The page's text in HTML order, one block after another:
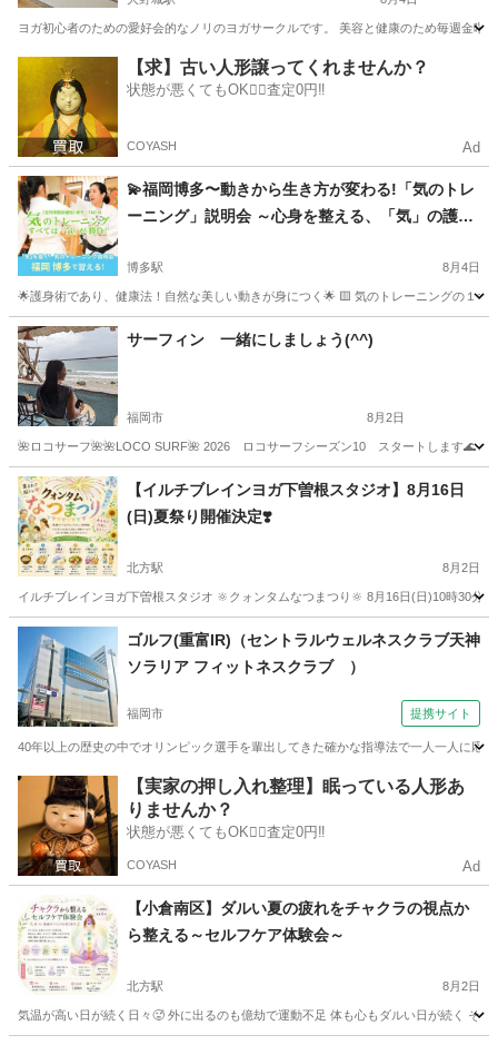
ヨガ初心者のための愛好会的なノリのヨガサークルです。 美容と健康のため毎週金
大野城駅 ヨガ 福岡 大野城市
下大利駅
【求】古い人形譲ってくれませんか？
状態が悪くてもOK🙆‍♀️査定0円‼️
COYASH Ad
💫福岡博多〜動きから生き方が変わる!「気のトレ
ーニング」説明会 ～心身を整える、「気」の護身
博多駅 8月4日
🌟護身術であり、健康法！自然な美しい動きが身につく🌟 🟨 気のトレーニン
福岡 福岡市 護身術
サーフィン 一緒にしましょう(^^)
福岡市 8月2日
🌺ロコサーフ🌺🌺LOCO SURF🌺 2026 ロコサーフシーズン10 スタートします🌊
福岡 福岡市 サーフィン カップル
【イルチブレインヨガ下曽根スタジオ】8月16日
(日)夏祭り開催決定❣️
北方駅 8月2日
イルチブレインヨガ下曽根スタジオ 🔆クォンタムなつまつり‪🔆‬ 8月16日(日)10時30分
福岡 北九州市 北方駅 イルチブレインヨガ
ゴルフ(重富IR)（セントラルウェルネスクラブ天神
ソラリア フィットネスクラブ ）
福岡市 提携サイト
40年以上の歴史の中でオリンピック選手を輩出してきた確かな指導法で一人一人に応
福岡 福岡市 ゴルフ
【実家の押し入れ整理】眠っている人形あ
りませんか？
状態が悪くてもOK🙆‍♀️査定0円‼️
COYASH Ad
【小倉南区】ダルい夏の疲れをチャクラの視点か
ら整える～セルフケア体験会～
北方駅 8月2日
気温が高い日が続く日々🥵 外に出るのも億劫で運動不足 体も心もダルい日が続く そ